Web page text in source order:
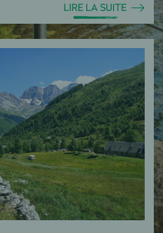
LIRE LA SUITE